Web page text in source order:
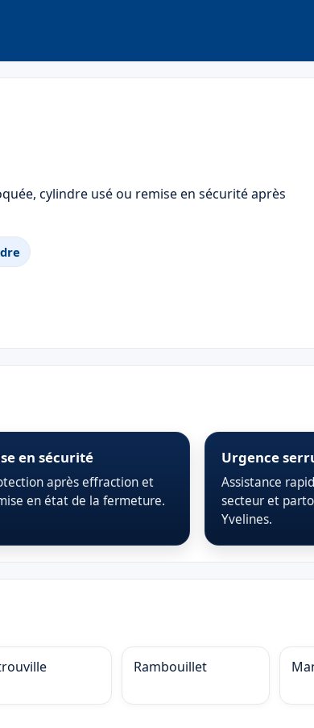
cylindre usé ou remise en sécurité après
en sécurité
après effraction et
en état de la fermeture.
Urgence
Assistance
secteur et
Yvelines.
Rambouillet